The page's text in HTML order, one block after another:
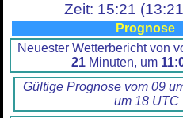
Zeit: 15:21
Prognose
Neuester Wetterbericht von
21Minuten, um
Gültige Prognose vom 09
um 18 UTC